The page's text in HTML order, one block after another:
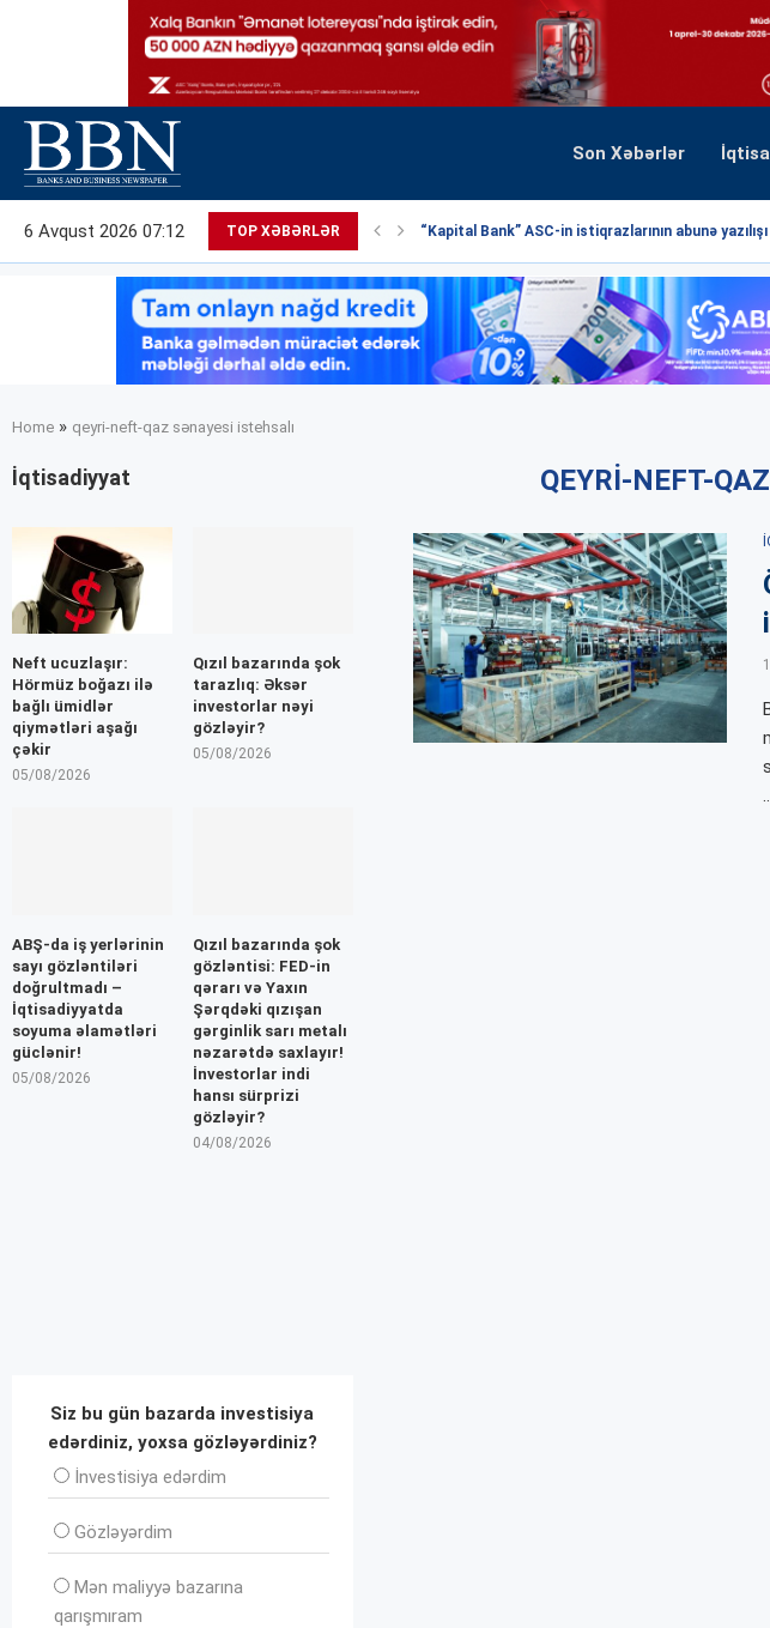
Son Xəbərlər
6 Avqust 2026 07:12 TOP XƏBƏRLƏR “Kapital Bank” ASC-in istiqrazlarının abunə yazılışı
Home » qeyri-neft-qaz sənayesi istehsalı
QEYRI-NEFT-
İqtisadiyyat
Neft ucuzlaşır:
Hörmüz boğazı ilə
bağlı ümidlər
qiymətləri aşağı
çəkir
05/08/2026
Qızıl bazarında şok
tarazlıq: Əksər
investorlar nəyi
gözləyir?
05/08/2026
ABŞ-da iş yerlərinin
sayı gözləntiləri
doğrultmadı –
İqtisadiyyatda
soyuma əlamətləri
güclənir!
05/08/2026
Qızıl bazarında şok
gözləntisi: FED-in
qərarı və Yaxın
Şərqdəki qızışan
gərginlik sarı metalı
nəzarətdə saxlayır!
İnvestorlar indi
hansı sürprizi
gözləyir?
04/08/2026
Siz bu gün bazarda investisiya
edərdiniz, yoxsa gözləyərdiniz?
İnvеstisiya edərdim
Gözləyərdim
Mən maliyyə bazarına
qarışmıram